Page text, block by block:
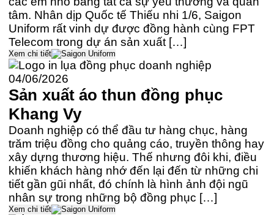
tâm. Nhân dịp Quốc tế Thiếu nhi 1/6, Saigon
Uniform rất vinh dự được đồng hành cùng FPT
Telecom trong dự án sản xuất […]
Xem chi tiết
04/06/2026
Sản xuất áo thun đồng phục
Khang Vy
Doanh nghiệp có thể đầu tư hàng chục, hàng
trăm triệu đồng cho quảng cáo, truyền thông hay
xây dựng thương hiệu. Thế nhưng đôi khi, điều
khiến khách hàng nhớ đến lại đến từ những chi
tiết gần gũi nhất, đó chính là hình ảnh đội ngũ
nhân sự trong những bộ đồng phục […]
Xem chi tiết